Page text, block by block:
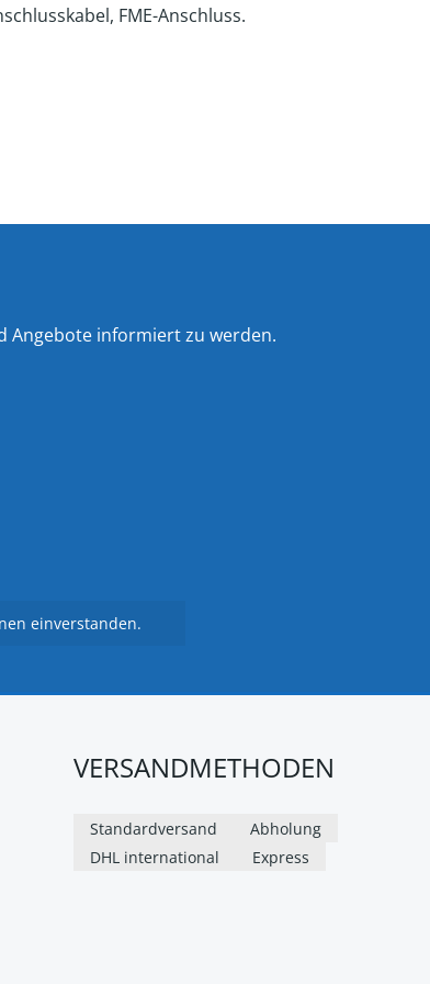
FME-Anschluss.
Angebote informiert zu werden.
einverstanden.
VERSANDMETHODEN
Standardversand
Abholung
DHL international
Express